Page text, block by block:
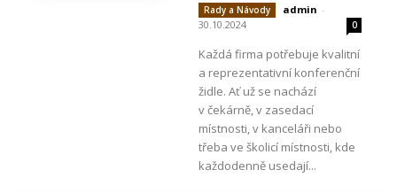
Rady a Návody admin -
30.10.2024
0
Každá firma potřebuje kvalitní
a reprezentativní konferenční
židle. Ať už se nachází
v čekárně, v zasedací
místnosti, v kanceláři nebo
třeba ve školicí místnosti, kde
každodenně usedají...